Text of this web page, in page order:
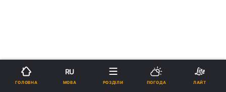
ГОЛОВНА
RU
МОВА РОЗДІЛИ ПОГОДА ЛАЙТ